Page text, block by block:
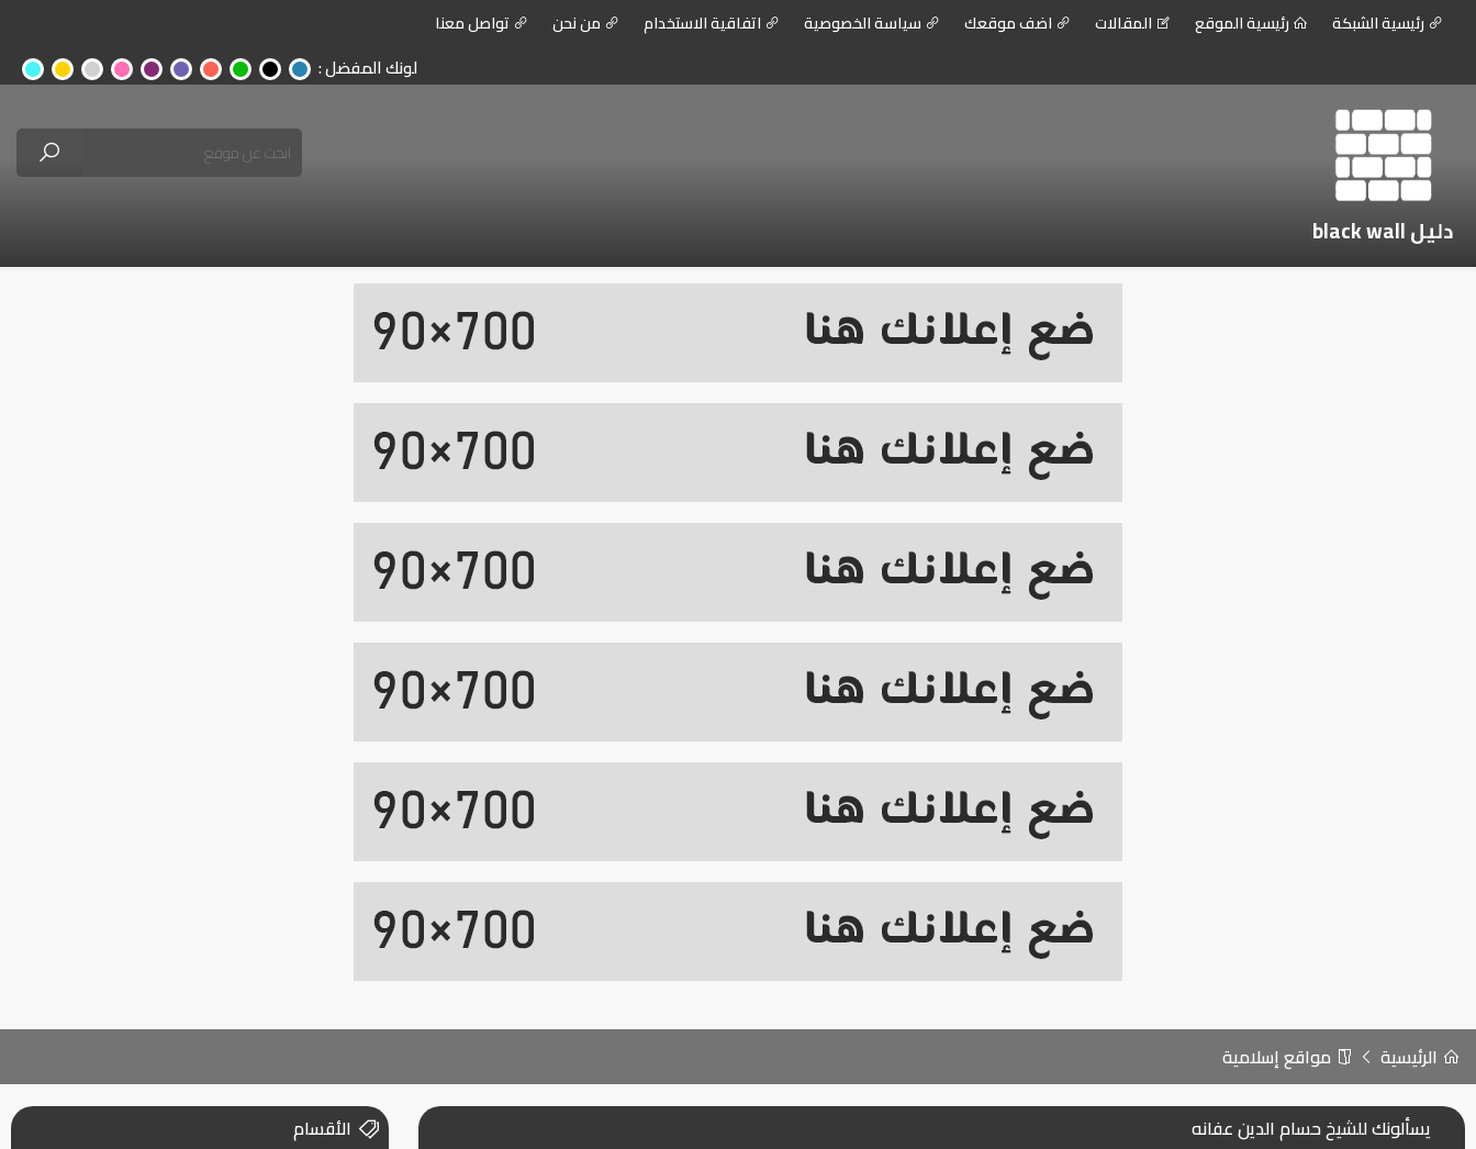
رئيسية الشبكة رئيسية الموقع المقالات اضف موقعك سياسة الخصوصية اتفاقية الاستخدام من نحن تواصل معنا
لونك المفضل :
دليل black wall
الرئيسية مواقع إسلامية
يسألونك للشيخ حسام الدين عفانه
الأقسام